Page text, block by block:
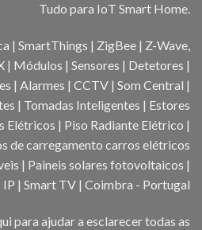
Tudo para IoT Smart Home.
| SmartThings | ZigBee | Z-Wave,
| Módulos | Sensores | Detetores |
| Alarmes | CCTV | Som Central |
| Tomadas Inteligentes | Estores
Elétricos | Piso Radiante Elétrico |
de carregamento carros elétricos
| Paineis solares fotovoltaicos |
IP | Smart TV | Coimbra - Portugal
para ajudar a esclarecer todas as